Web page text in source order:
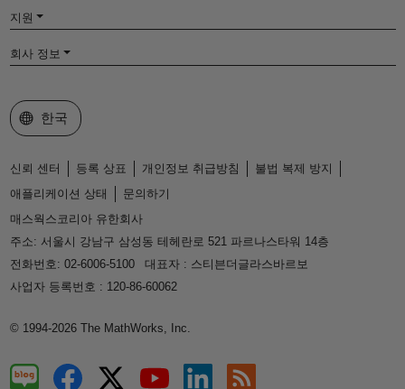
지원
회사 정보
웹사이트 선택
한국
신뢰 센터 등록 상표 개인정보 취급방침
불법 복제 방지
애플리케이션 상태
문의하기
매스웍스코리아 유한회사
주소: 서울시 강남구 삼성동 테헤란로 521 파르나스타워 14층
전화번호: 02-6006-5100
대표자 : 스티븐더글라스바르보
사업자 등록번호 : 120-86-60062
© 1994-2026 The MathWorks, Inc.